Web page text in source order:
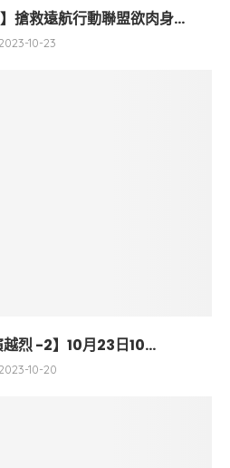
搶救遠航行動聯盟欲肉身...
10-23
越烈 -2】10月23日10...
10-20